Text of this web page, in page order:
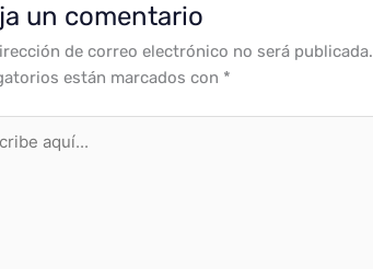
un comentario
de correo electrónico no será publicada.
están marcados con *